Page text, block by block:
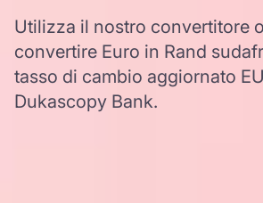
Utilizza il nostro convertitore
convertire Euro in Rand
tasso di cambio aggiornato
Dukascopy Bank.